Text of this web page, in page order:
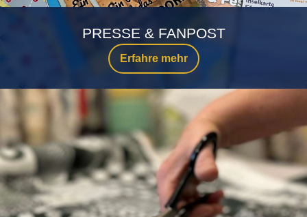
Erfahre mehr
PRESSE & FANPOST